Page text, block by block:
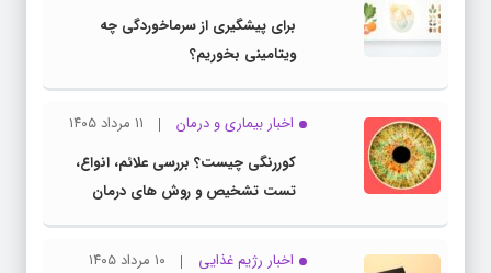
برای پیشگیری از سرماخوردگی چه
ویتامینی بخوریم؟
اخبار بیماری و درمان
۱۱ مرداد ۱۴۰۵
کوررنگی چیست؟ بررسی علائم، انواع،
تست تشخیص و روش های درمان
اخبار رژیم غذایی
۱۰ مرداد ۱۴۰۵